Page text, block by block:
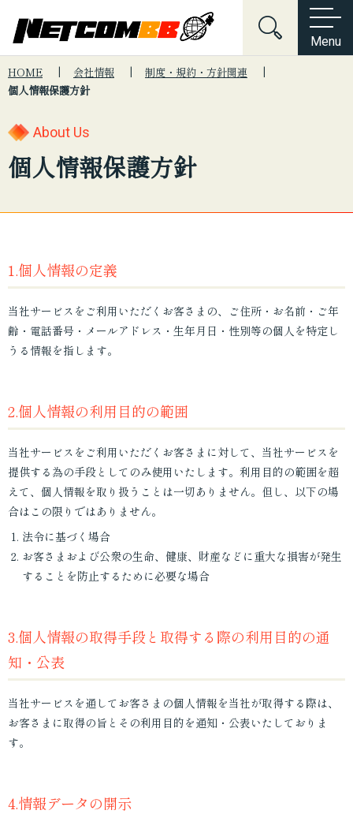
Home
About Us
会社情報
会社沿革
電子公告・決算公告
情報セキュリティ基本方針
Services サービス紹介
サービス紹介
ネットワーク構築
Web制作
プロダクト開発
機器販売
印刷物
企画・提案
News 新着情報
Menu
キーワードでサイト内を検索
こんな悩みはございませんか？
システム
採用
HOME 会社情報
制度・規約・方針関連
個人情報保護方針
About Us
個人情報保護方針
1.個人情報の定義
当社サービスをご利用いただくお客さまの、ご住所・お名前・ご年
齢・電話番号・メールアドレス・生年月日・性別等の個人を特定し
うる情報を指します。
2.個人情報の利用目的の範囲
当社サービスをご利用いただくお客さまに対して、当社サービスを
提供する為の手段としてのみ使用いたします。利用目的の範囲を超
えて、個人情報を取り扱うことは一切ありません。但し、以下の場
合はこの限りではありません。
法令に基づく場合
お客さまおよび公衆の生命、健康、財産などに重大な損害が発生
することを防止するために必要な場合
3.個人情報の取得手段と取得する際の利用目的の通
知・公表
当社サービスを通してお客さまの個人情報を当社が取得する際は、
お客さまに取得の旨とその利用目的を通知・公表いたしておりま
す。
4.情報データの開示